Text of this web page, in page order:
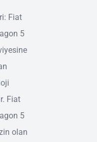
Fiat
5
Fiat
5
olan